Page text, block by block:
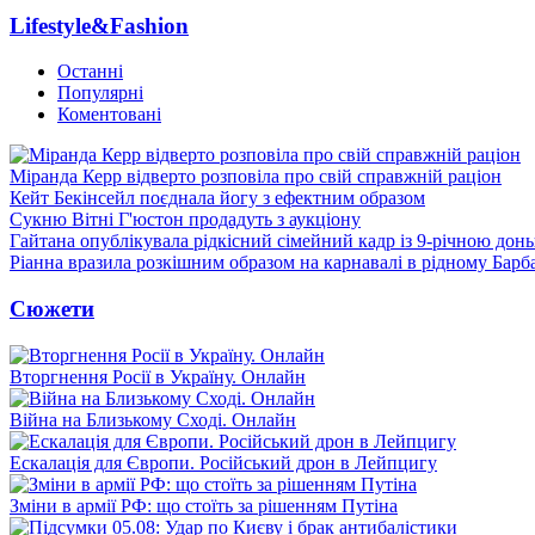
Lifestyle&Fashion
Останні
Популярні
Коментовані
Міранда Керр відверто розповіла про свій справжній раціон
Кейт Бекінсейл поєднала йогу з ефектним образом
Сукню Вітні Г'юстон продадуть з аукціону
Гайтана опублікувала рідкісний сімейний кадр із 9-річною
Ріанна вразила розкішним образом на карнавалі в рідному
Сюжети
Вторгнення Росії в Україну. Онлайн
Війна на Близькому Сході. Онлайн
Ескалація для Європи. Російський дрон в Лейпцигу
Зміни в армії РФ: що стоїть за рішенням Путіна